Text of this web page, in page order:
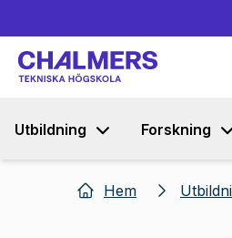
Utbildning Forskning
Hem